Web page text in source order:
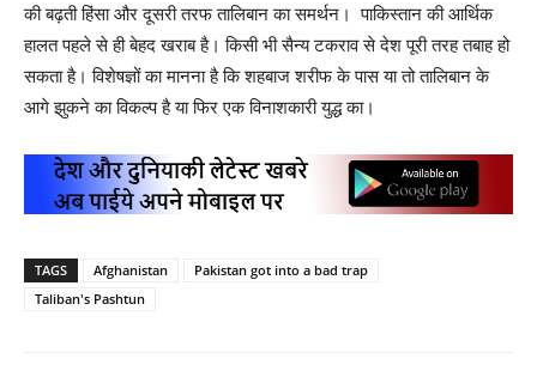
की बढ़ती हिंसा और दूसरी तरफ तालिबान का समर्थन। पाकिस्तान की आर्थिक
हालत पहले से ही बेहद खराब है। किसी भी सैन्य टकराव से देश पूरी तरह तबाह हो
सकता है। विशेषज्ञों का मानना है कि शहबाज शरीफ के पास या तो तालिबान के
आगे झुकने का विकल्प है या फिर एक विनाशकारी युद्ध का।
TAGS Afghanistan
Pakistan got into a bad trap
Taliban's Pashtun